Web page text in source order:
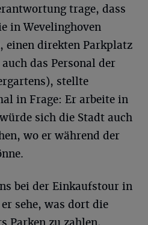
trage, dass
in Wevelinghoven
einen direkten Parkplatz
das Personal der
stellte
in Frage: Er arbeite in
sich die Stadt auch
wo er während der
bei der Einkaufstour in
sehe, was dort die